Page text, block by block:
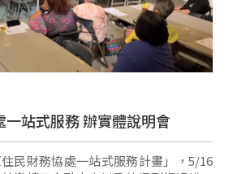
一站式服務 辦實體說明會
民財務協處一站式服務計畫」，5/16